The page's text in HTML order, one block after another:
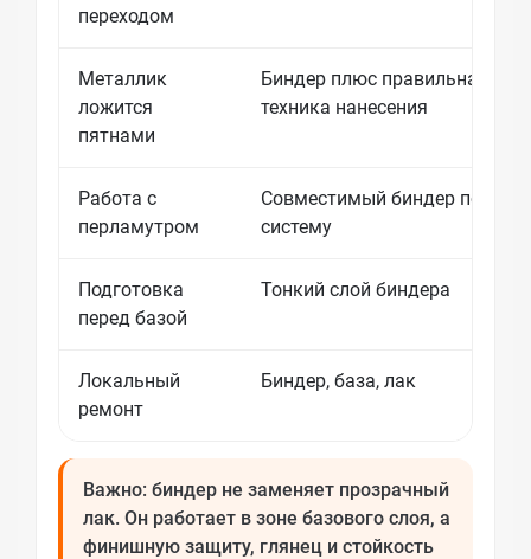
переходом
Металлик
ложится
пятнами
Биндер плюс правильная
техника нанесения
Работа с
перламутром
Совместимый биндер под
систему
Подготовка
перед базой
Тонкий слой биндера
Локальный
ремонт
Биндер, база, лак
Важно: биндер не заменяет прозрачный
лак. Он работает в зоне базового слоя, а
финишную защиту, глянец и стойкость